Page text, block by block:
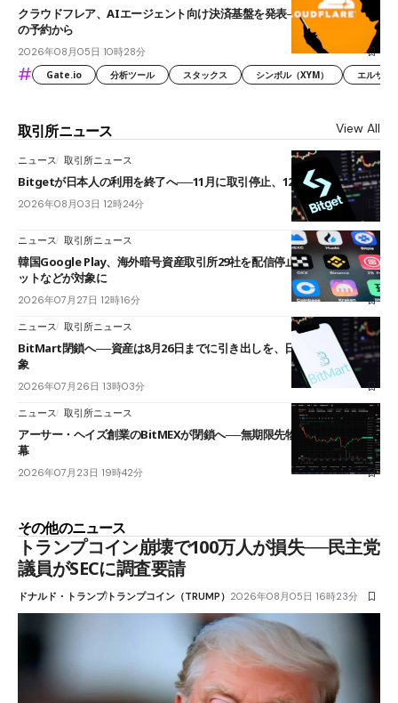
クラウドフレア、AIエージェント向け決済基盤を発表──まずハンドル名
の予約から
2026年08月05日 10時28分
# Gate.io 分析ツール スタックス シンボル（XYM） エルサル
取引所ニュース View All
ニュース 取引所ニュース
Bitgetが日本人の利用を終了へ──11月に取引停止、12月末に強制決済
2026年08月03日 12時24分
ニュース 取引所ニュース
韓国Google Play、海外暗号資産取引所29社を配信停止──OKXやバイビ
ットなどが対象に
2026年07月27日 12時16分
ニュース 取引所ニュース
BitMart閉鎖へ──資産は8月26日までに引き出しを、日本人利用者も対
象
2026年07月26日 13時03分
ニュース 取引所ニュース
アーサー・ヘイズ創業のBitMEXが閉鎖へ──無期限先物を生んだ11年に
幕
2026年07月23日 19時42分
その他のニュース
トランプコイン崩壊で100万人が損失──民主党
議員がSECに調査要請
ドナルド・トランプトランプコイン（TRUMP） 2026年08月05日 16時23分